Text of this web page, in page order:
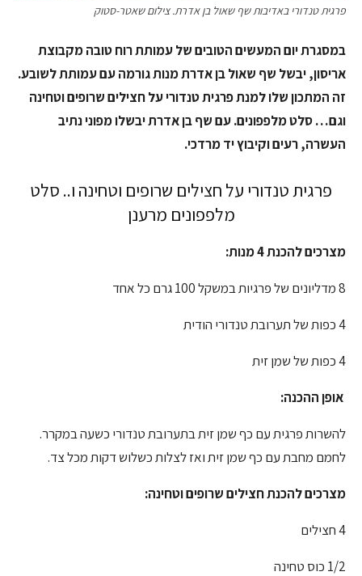
פרגית טנדורי באדיבות שף שאול בן אדרת. צילום שאטר-סטוק
במסגרת יום המעשים הטובים של עמותת רוח טובה מקבוצת
אריסון, יבשל שף שאול בן אדרת מנות גורמה עם עמותת לשובע.
זה המתכון שלו למנת פרגית טנדורי על חצילים שרופים וטחינה
וגם… סלט מלפפונים. עם שף בן אדרת יבשלו מפוני נתיב
העשרה, רעים וקיבוץ יד מרדכי.
פרגית טנדורי על חצילים שרופים וטחינה ו.. סלט
מלפפונים מרענן
מצרכים להכנת 4 מנות:
8 מדליונים של פרגיות במשקל 100 גרם כל אחד
4 כפות של תערובת טנדורי הודית
4 כפות של שמן זית
אופן ההכנה:
להשרות פרגית עם כף שמן זית בתערובת טנדורי כשעה במקרר.
לחמם מחבת עם כף שמן זית ואז לצלות כשלוש דקות מכל צד.
מצרכים להכנת חצילים שרופים וטחינה:
4 חצילים
1/2 כוס טחינה